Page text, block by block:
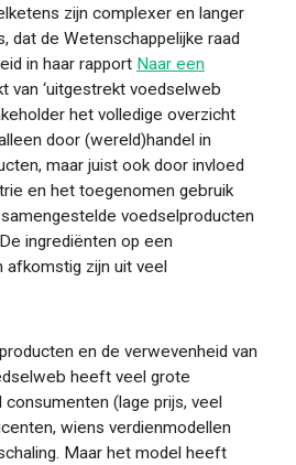
zijn complexer en langer
dat de Wetenschappelijke raad
in haar rapport Naar een
van ‘uitgestrekt voedselweb
het volledige overzicht
door (wereld)handel in
maar juist ook door invloed
en het toegenomen gebruik
voedselproducten
ingrediënten op een
afkomstig zijn uit veel
en de verwevenheid van
heeft veel grote
(lage prijs, veel
wiens verdienmodellen
Maar het model heeft